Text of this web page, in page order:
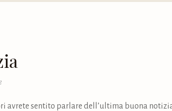
avrete sentito parlare dell’ultima buona